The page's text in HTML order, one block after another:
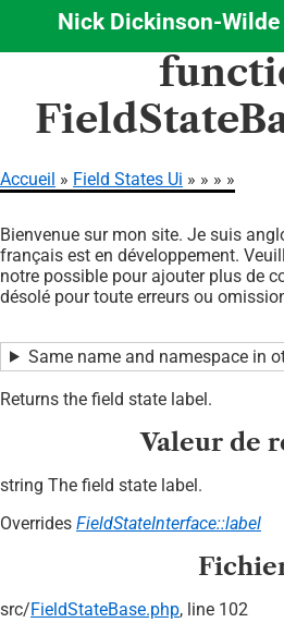
Aller
contenu
principal
Nick Dickinson-Wilde
d'Ariane
Accueil Field States Ui
Bienvenue sur mon site. Je suis
français est en développement.
notre possible pour ajouter plus de
désolé pour toute erreurs ou
Same name and namespace in
Returns the field state label.
Valeur de
string The field state label.
Overrides FieldStateInterface::label
src/FieldStateBase.php, line 102